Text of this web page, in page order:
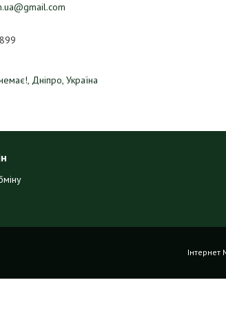
Дніпро, Україна